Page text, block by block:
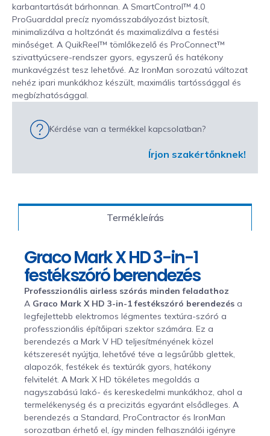
karbantartását bárhonnan. A SmartControl™ 4.0
ProGuarddal precíz nyomásszabályozást biztosít,
minimalizálva a holtzónát és maximalizálva a festési
minőséget. A QuikReel™ tömlőkezelő és ProConnect™
szivattyúcsere-rendszer gyors, egyszerű és hatékony
munkavégzést tesz lehetővé. Az IronMan sorozatú változat
nehéz ipari munkákhoz készült, maximális tartóssággal és
megbízhatósággal.
Kérdése van a termékkel kapcsolatban?
Írjon szakértőnknek!
Termékleírás
Graco Mark X HD 3-in-1
festékszóró berendezés
Professzionális airless szórás minden feladathoz
A Graco Mark X HD 3-in-1 festékszóró berendezés a
legfejlettebb elektromos légmentes textúra-szóró a
professzionális építőipari szektor számára. Ez a
berendezés a Mark V HD teljesítményének közel
kétszeresét nyújtja, lehetővé téve a legsűrűbb glettek,
alapozók, festékek és textúrák gyors, hatékony
felvitelét. A Mark X HD tökéletes megoldás a
nagyszabású lakó- és kereskedelmi munkákhoz, ahol a
termelékenység és a precizitás egyaránt elsődleges. A
berendezés a Standard, ProContractor és IronMan
sorozatban érhető el, így minden felhasználói igényre